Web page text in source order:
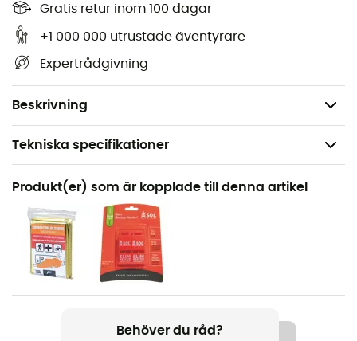
Gratis retur inom 100 dagar
+1 000 000 utrustade äventyrare
Expertrådgivning
Beskrivning
Bredd: 160 cm
Vikt: 58g
Tekniska specifikationer
Rekommenderad för
Vandring / Trailrunning / Löpning / Vandring / Resa /
Bergsbestigning
58 g
Couverture de survie
Produkt(er) som är kopplade till denna artikel
Behöver du råd?